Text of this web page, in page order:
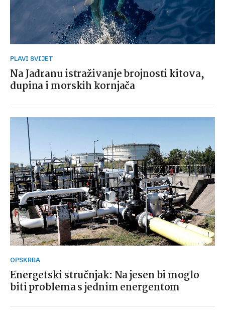
PLAVI SVIJET
Na Jadranu istraživanje brojnosti kitova,
dupina i morskih kornjača
OPSKRBA
Energetski stručnjak: Na jesen bi moglo
biti problema s jednim energentom